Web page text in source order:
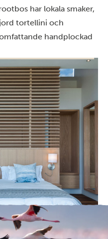
har lokala smaker,
tortellini och
handplockad